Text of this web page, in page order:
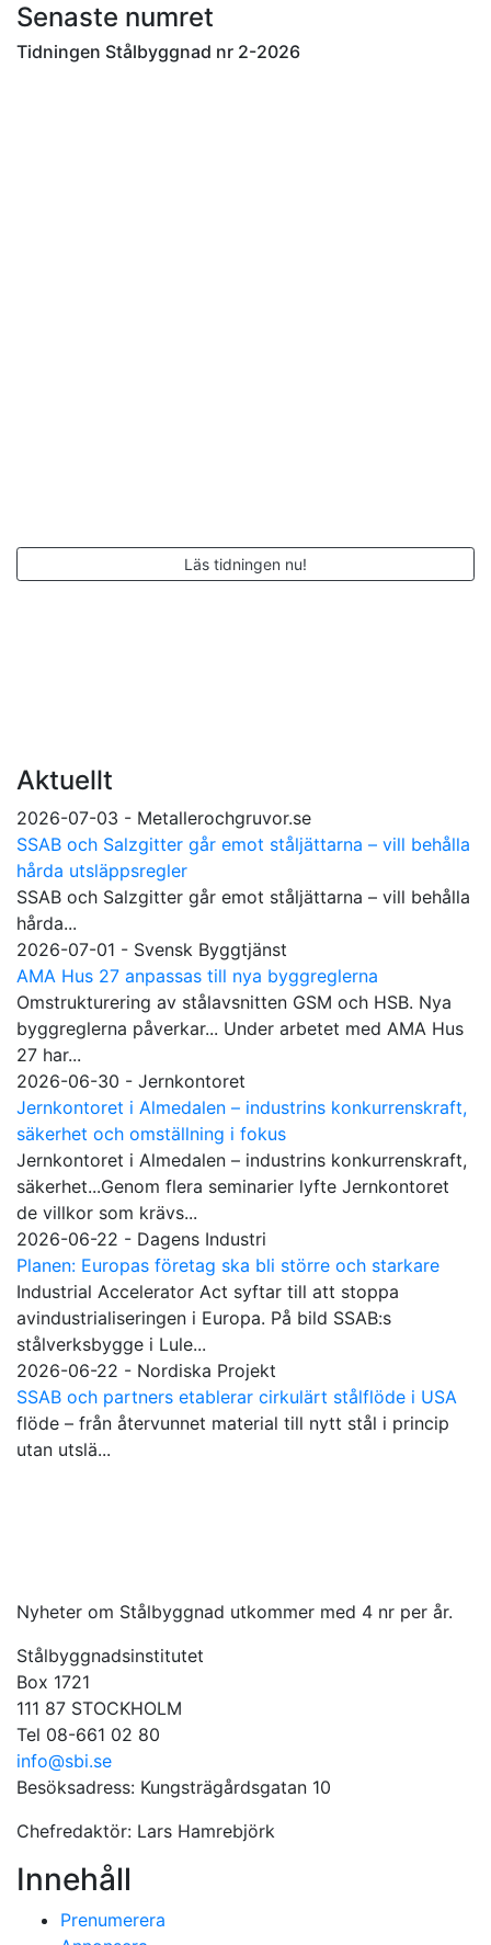
Senaste numret
Tidningen Stålbyggnad nr 2-2026
Läs tidningen nu!
Aktuellt
2026-07-03 - Metallerochgruvor.se
SSAB och Salzgitter går emot ståljättarna – vill behålla
hårda utsläppsregler
SSAB och Salzgitter går emot ståljättarna – vill behålla
hårda...
2026-07-01 - Svensk Byggtjänst
AMA Hus 27 anpassas till nya byggreglerna
Omstrukturering av stålavsnitten GSM och HSB. Nya
byggreglerna påverkar... Under arbetet med AMA Hus
27 har...
2026-06-30 - Jernkontoret
Jernkontoret i Almedalen – industrins konkurrenskraft,
säkerhet och omställning i fokus
Jernkontoret i Almedalen – industrins konkurrenskraft,
säkerhet...Genom flera seminarier lyfte Jernkontoret
de villkor som krävs...
2026-06-22 - Dagens Industri
Planen: Europas företag ska bli större och starkare
Industrial Accelerator Act syftar till att stoppa
avindustrialiseringen i Europa. På bild SSAB:s
stålverksbygge i Lule...
2026-06-22 - Nordiska Projekt
SSAB och partners etablerar cirkulärt stålflöde i USA
flöde – från återvunnet material till nytt stål i princip
utan utslä...
Nyheter om Stålbyggnad utkommer med 4 nr per år.
Stålbyggnadsinstitutet
Box 1721
111 87 STOCKHOLM
Tel 08-661 02 80
info@sbi.se
Besöksadress: Kungsträgårdsgatan 10
Chefredaktör: Lars Hamrebjörk
Innehåll
Prenumerera